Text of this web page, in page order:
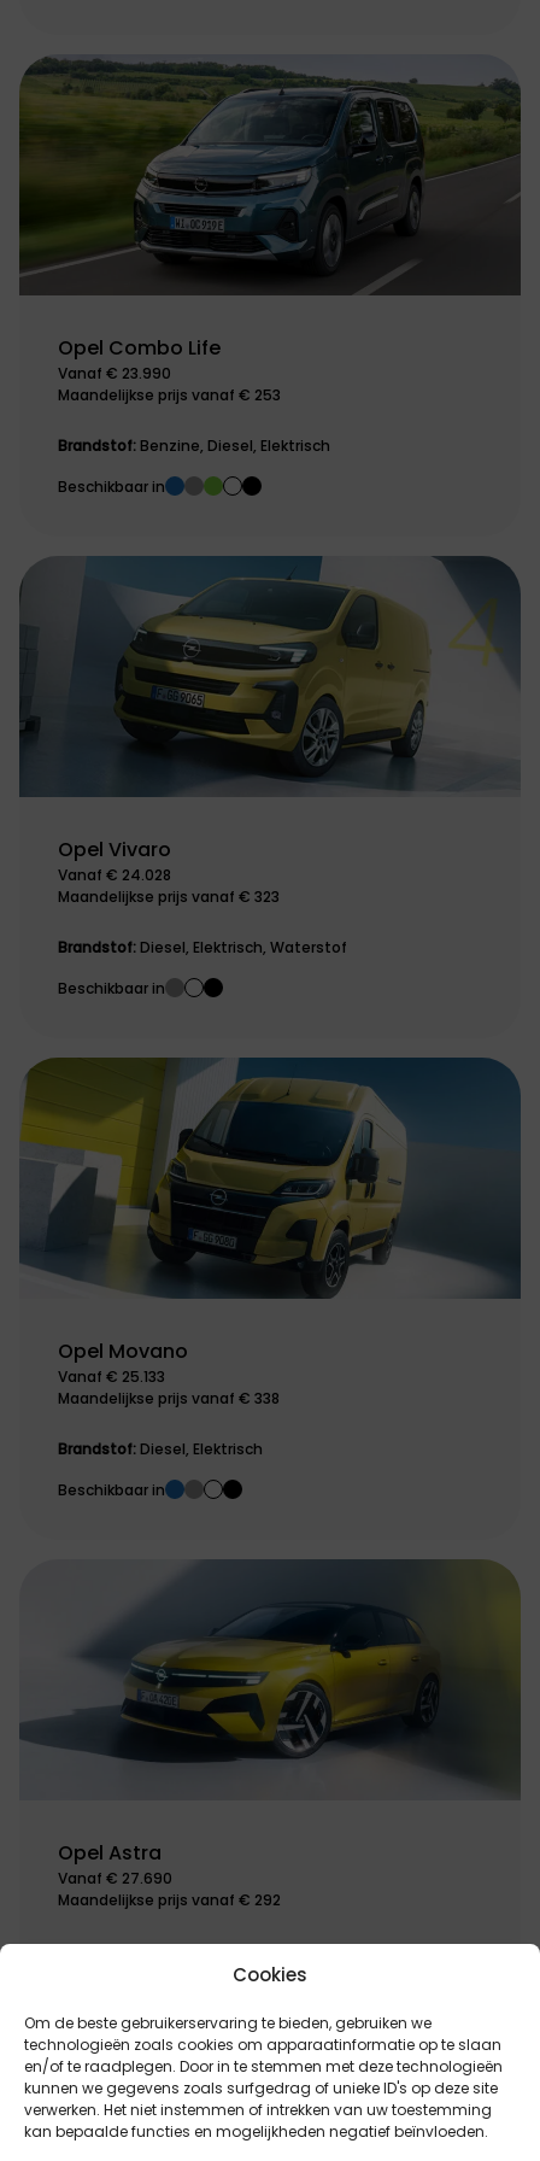
Cookies
Om de beste gebruikerservaring te bieden, gebruiken we
technologieën zoals cookies om apparaatinformatie op te slaan
en/of te raadplegen. Door in te stemmen met deze technologieën
kunnen we gegevens zoals surfgedrag of unieke ID's op deze site
verwerken. Het niet instemmen of intrekken van uw toestemming
kan bepaalde functies en mogelijkheden negatief beïnvloeden.
Opel Combo Life
Vanaf € 23.990
Maandelijkse prijs vanaf € 253
Brandstof: Benzine, Diesel, Elektrisch
Beschikbaar in
Opel Vivaro
Vanaf € 24.028
Maandelijkse prijs vanaf € 323
Brandstof: Diesel, Elektrisch, Waterstof
Beschikbaar in
Opel Movano
Vanaf € 25.133
Maandelijkse prijs vanaf € 338
Brandstof: Diesel, Elektrisch
Beschikbaar in
Opel Astra
Vanaf € 27.690
Maandelijkse prijs vanaf € 292
Brandstof:Milde hybride, Plug-in hybride